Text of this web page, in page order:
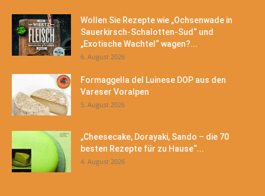
Wollen Sie Rezepte wie „Ochsenwade in
Sauerkirsch-Schalotten-Sud“ und
„Exotische Wachtel“ wagen?...
6. August 2026
Formaggella del Luinese DOP aus den
Vareser Voralpen
5. August 2026
„Cheesecake, Dorayaki, Sando – die 70
besten Rezepte für zu Hause“...
4. August 2026